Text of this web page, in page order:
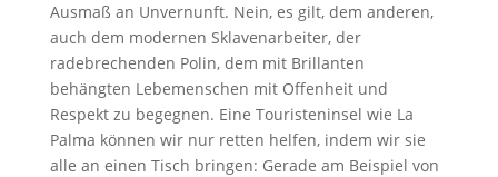
Ausmaß an Unvernunft. Nein, es gilt, dem anderen,
auch dem modernen Sklavenarbeiter, der
radebrechenden Polin, dem mit Brillanten
behängten Lebemenschen mit Offenheit und
Respekt zu begegnen. Eine Touristeninsel wie La
Palma können wir nur retten helfen, indem wir sie
alle an einen Tisch bringen: Gerade am Beispiel von